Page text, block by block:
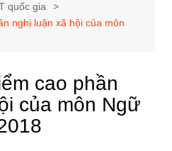
quốc gia
nghị luận xã hội của môn
cao phần
của môn Ngữ